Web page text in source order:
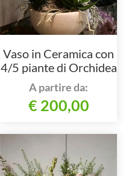
Vaso in Ceramica con
4/5 piante di Orchidea
Phalaenopsis
A partire da:
€ 200,00